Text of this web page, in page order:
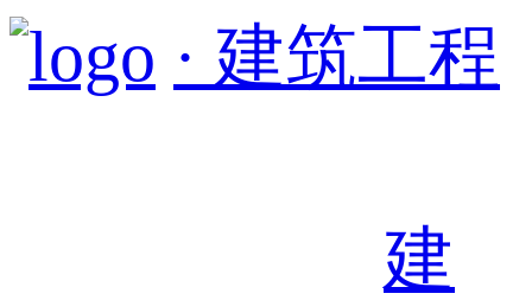
· 建筑工程
建